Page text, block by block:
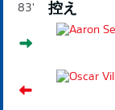
83' 控え